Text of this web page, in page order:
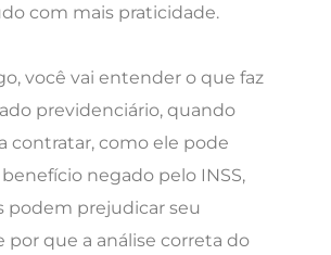
com mais praticidade.
você vai entender o que faz
previdenciário, quando
contratar, como ele pode
negado pelo INSS,
podem prejudicar seu
por que a análise correta do